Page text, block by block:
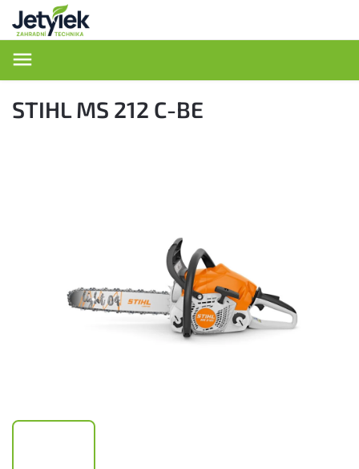
STIHL MS 212 C-BE